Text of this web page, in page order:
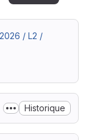
/ L2 /
Historique